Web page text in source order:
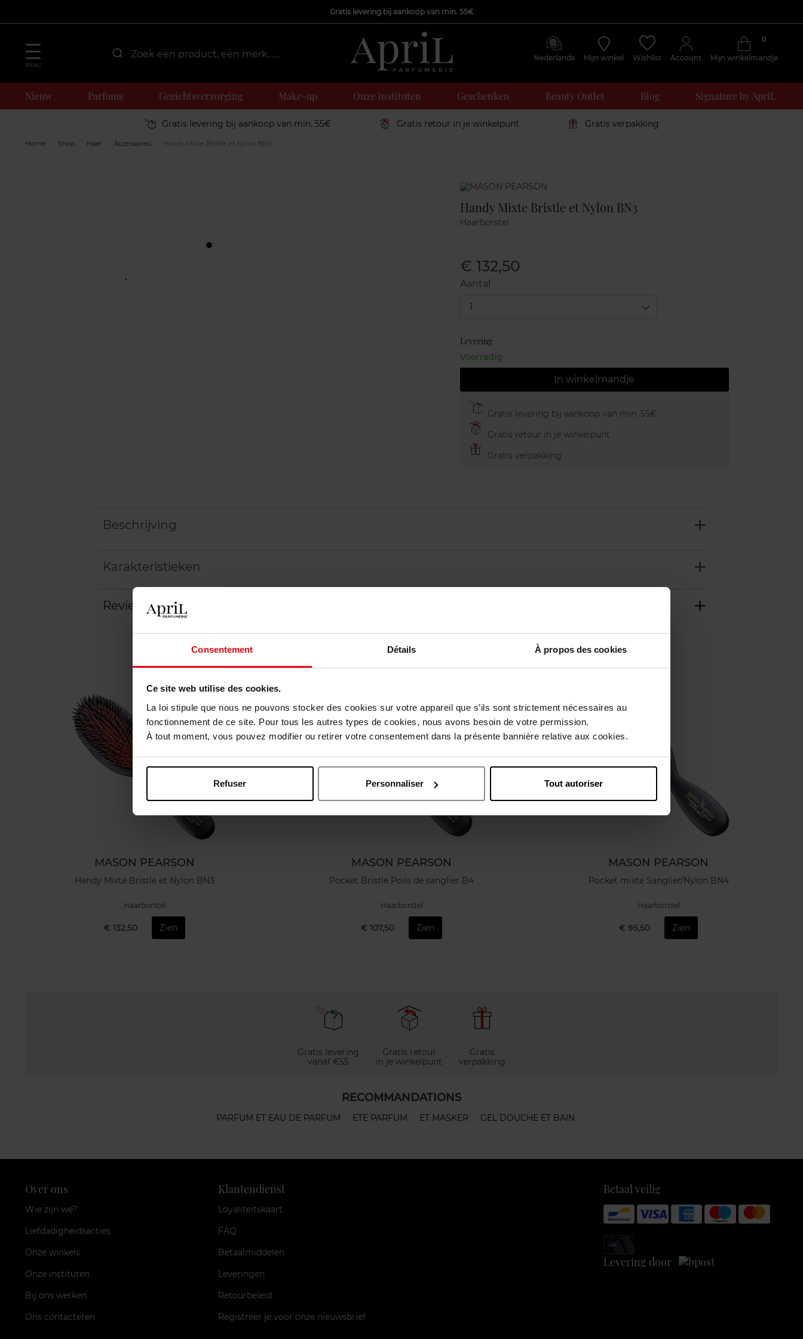
Consentement Détails À propos des cookies
Ce site web utilise des cookies.
La loi stipule que nous ne pouvons stocker des cookies sur votre appareil que s’ils sont strictement nécessaires au
fonctionnement de ce site. Pour tous les autres types de cookies, nous avons besoin de votre permission.
À tout moment, vous pouvez modifier ou retirer votre consentement dans la présente bannière relative aux cookies.
Refuser Personnaliser Tout autoriser
Gratis levering bij aankoop van min. 55€
MENU
Nederlands Mijn winkel Wishlist Account Mijn winkelmandje
0
Nieuw Parfums Gezichtsverzorging Make-up Onze instituten Geschenken Beauty Outlet Blog Signature by ApriL
Gratis levering bij aankoop van min. 55€ Gratis retour in je winkelpunt Gratis verpakking
Home Shop Haar Accessoires Handy Mixte Bristle et Nylon BN3
Marque
Handy Mixte Bristle et Nylon BN3
Haarborstel
€ 132,50
Aantal
1
Levering
Voorradig
In winkelmandje
Gratis levering bij aankoop van min. 55€
Gratis retour in je winkelpunt
Gratis verpakking
Beschrijving
Karakteristieken
Review Beleid inzake klantbeoordelingen
Nog iets vergeten ?
MASON PEARSON
Handy Mixte Bristle et Nylon BN3
Haarborstel
€ 132,50 Zien
MASON PEARSON
Pocket Bristle Poils de sanglier B4
Haarborstel
€ 107,50 Zien
MASON PEARSON
Pocket mixte Sanglier/Nylon BN4
Haarborstel
€ 95,50 Zien
Gratis levering
vanaf €55
Gratis retour
in je winkelpunt
Gratis
verpakking
RECOMMANDATIONS
PARFUM ET EAU DE PARFUM ETE PARFUM ET MASKER GEL DOUCHE ET BAIN
Over ons
Wie zijn we?
Liefdadigheidsacties
Onze winkels
Onze instituten
Bij ons werken
Ons contacteren
Klantendienst
Loyaliteitskaart
FAQ
Betaalmiddelen
Leveringen
Retourbeleid
Registreer je voor onze nieuwsbrief
Betaal veilig
Levering door